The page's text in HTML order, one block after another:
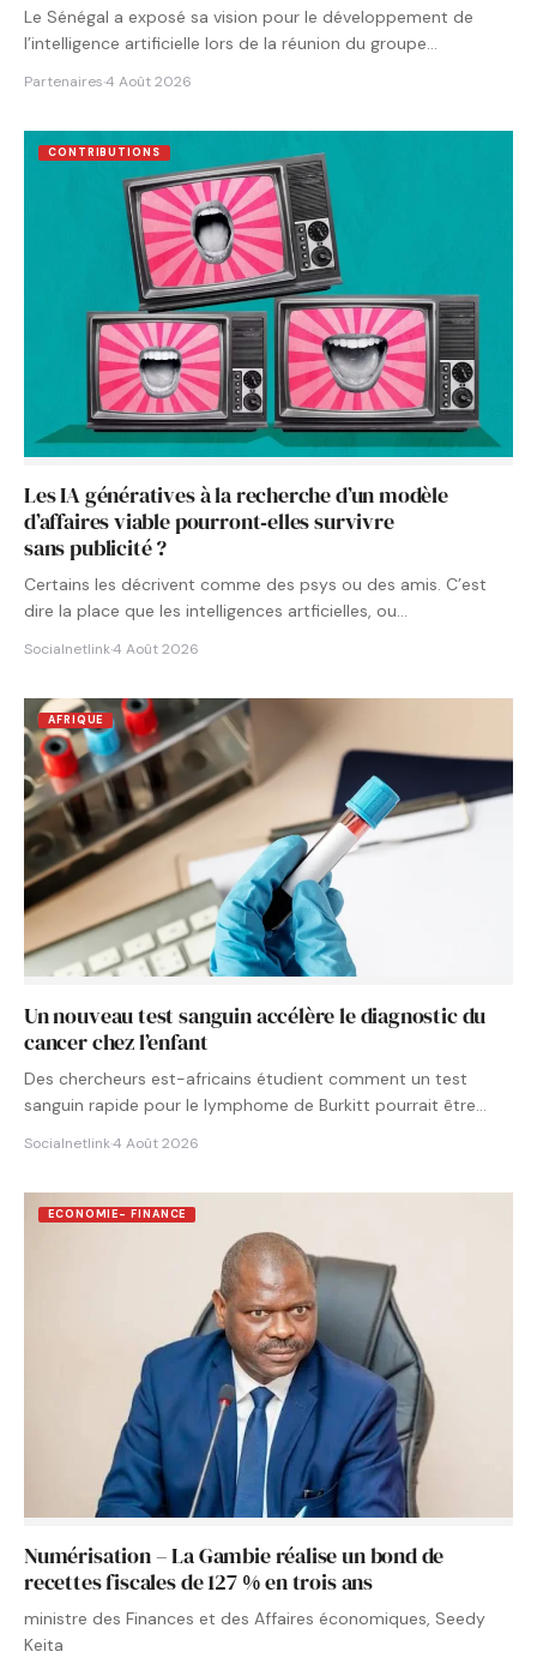
Le Sénégal a exposé sa vision pour le développement de
l’intelligence artificielle lors de la réunion du groupe…
Partenaires·4 Août 2026
CONTRIBUTIONS
Les IA génératives à la recherche d’un modèle
d’affaires viable pourront‑elles survivre
sans publicité ?
Certains les décrivent comme des psys ou des amis. C’est
dire la place que les intelligences artficielles, ou…
Socialnetlink·4 Août 2026
AFRIQUE
Un nouveau test sanguin accélère le diagnostic du
cancer chez l’enfant
Des chercheurs est-africains étudient comment un test
sanguin rapide pour le lymphome de Burkitt pourrait être
Socialnetlink·4 Août 2026
ECONOMIE- FINANCE
Numérisation – La Gambie réalise un bond de
recettes fiscales de 127 % en trois ans
ministre des Finances et des Affaires économiques, Seedy
Keita